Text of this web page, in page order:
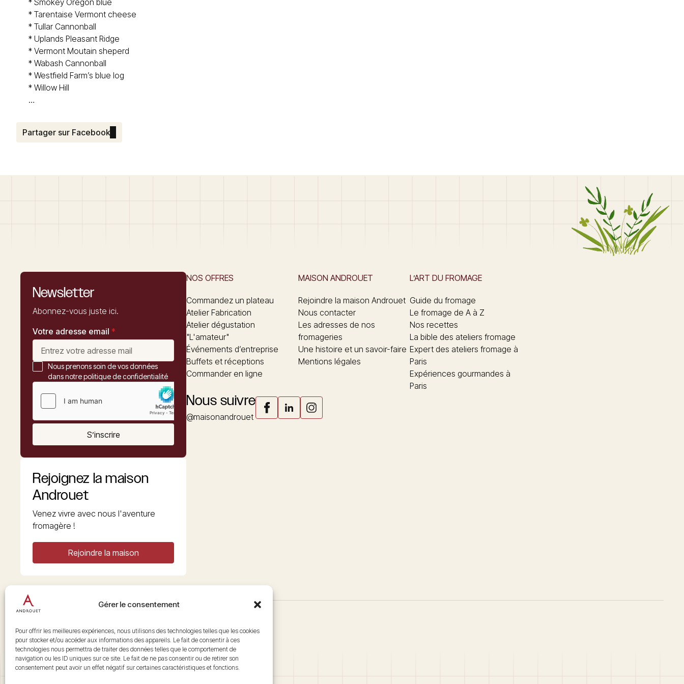
Gérer le consentement
Pour offrir les meilleures expériences, nous utilisons des technologies telles que les cookies
pour stocker et/ou accéder aux informations des appareils. Le fait de consentir à ces
technologies nous permettra de traiter des données telles que le comportement de
navigation ou les ID uniques sur ce site. Le fait de ne pas consentir ou de retirer son
consentement peut avoir un effet négatif sur certaines caractéristiques et fonctions.
* Smokey Oregon blue
* Tarentaise Vermont cheese
* Tullar Cannonball
* Uplands Pleasant Ridge
* Vermont Moutain sheperd
* Wabash Cannonball
* Westfield Farm’s blue log
* Willow Hill
…
Partager sur Facebook
Newsletter
Abonnez-vous juste ici.
Votre adresse email *
Nous prenons soin de vos données
dans notre politique de confidentialité
S’inscrire
Rejoignez la maison
Androuet
Venez vivre avec nous l'aventure
fromagère !
Rejoindre la maison
NOS OFFRES
Commandez un plateau
Atelier Fabrication
Atelier dégustation
"L'amateur"
Événements d’entreprise
Buffets et réceptions
Commander en ligne
MAISON ANDROUET
Rejoindre la maison Androuet
Nous contacter
Les adresses de nos
fromageries
Une histoire et un savoir-faire
Mentions légales
L’ART DU FROMAGE
Guide du fromage
Le fromage de A à Z
Nos recettes
La bible des ateliers fromage
Expert des ateliers fromage à
Paris
Expériences gourmandes à
Paris
Nous suivre
@maisonandrouet